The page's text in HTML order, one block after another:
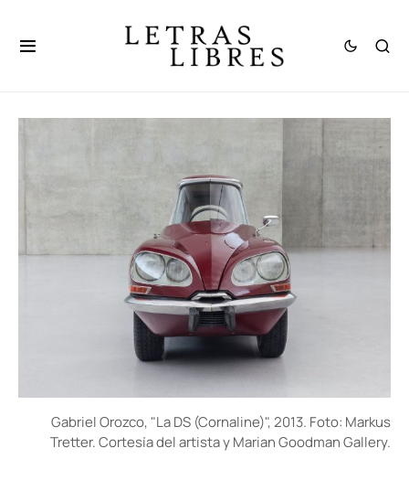
Gabriel Orozco, "La DS (Cornaline)", 2013. Foto: Markus
Tretter. Cortesía del artista y Marian Goodman Gallery.